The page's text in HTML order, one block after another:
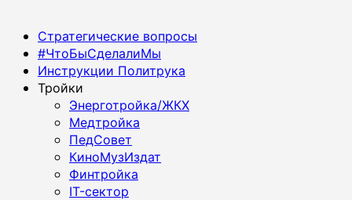
Основное
меню
Стратегические вопросы
#ЧтоБыСделалиМы
Инструкции Политрука
Тройки
Энерготройка/ЖКХ
Медтройка
ПедСовет
КиноМузИздат
Финтройка
IT-сектор